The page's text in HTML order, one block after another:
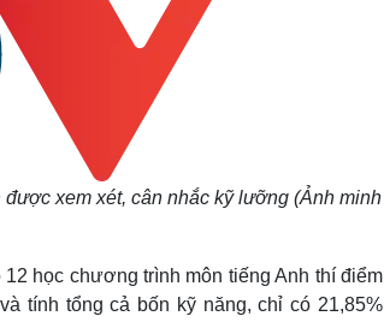
xem xét, cân nhắc kỹ lưỡng (Ảnh minh
học chương trình môn tiếng Anh thí điểm
tính tổng cả bốn kỹ năng, chỉ có 21,85%